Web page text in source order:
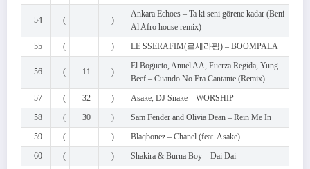
54 ( )
Ankara Echoes – Ta ki seni görene kadar (Beni
Al Afro house remix)
55
( ) LE SSERAFIM(르세라핌) – BOOMPALA
56 ( 11 )
El Bogueto, Anuel AA, Fuerza Regida, Yung
Beef – Cuando No Era Cantante (Remix)
57
( 32 )
Asake, DJ Snake – WORSHIP
58
( 30 )
Sam Fender and Olivia Dean – Rein Me In
59
( )
Blaqbonez – Chanel (feat. Asake)
60
( ) Shakira & Burna Boy – Dai Dai